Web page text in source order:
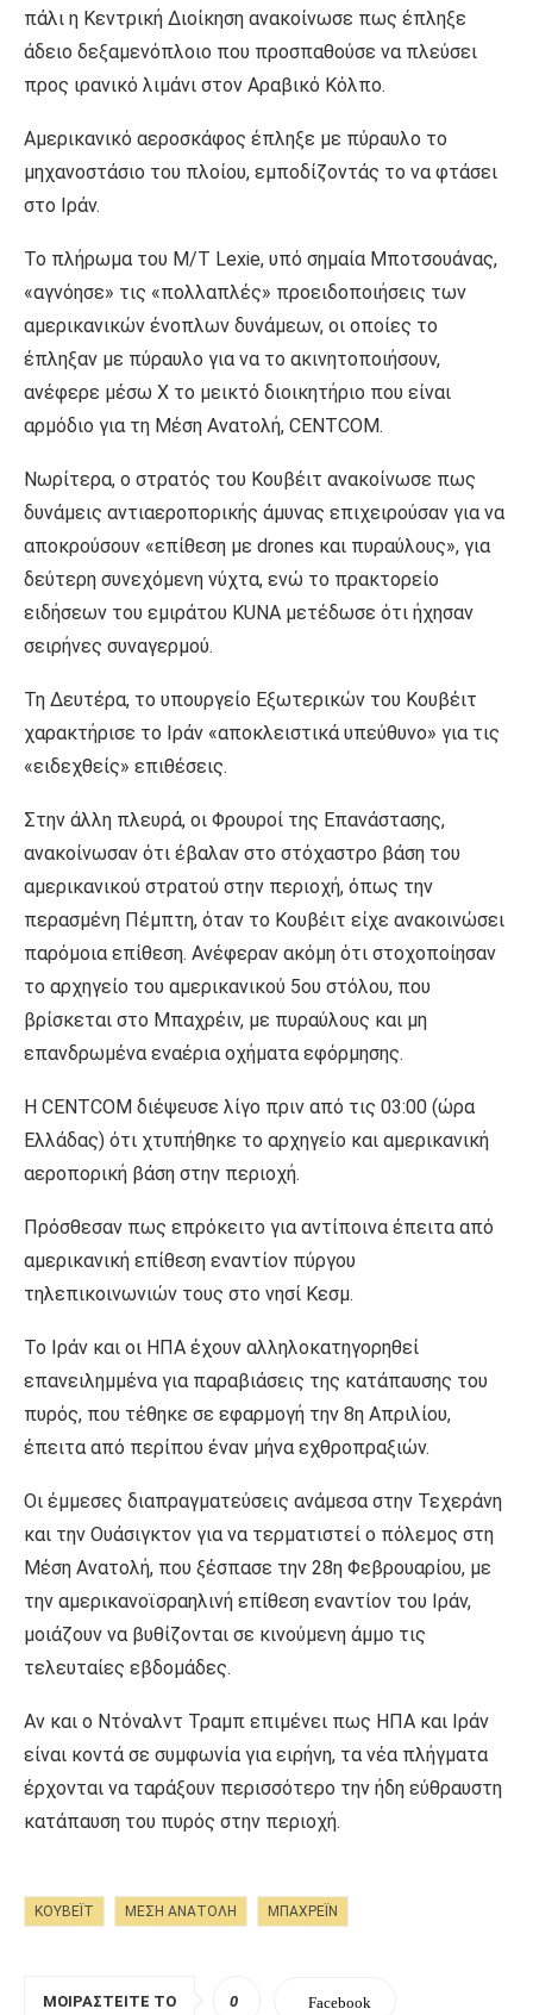
πάλι η Κεντρική Διοίκηση ανακοίνωσε πως έπληξε
άδειο δεξαμενόπλοιο που προσπαθούσε να πλεύσει
προς ιρανικό λιμάνι στον Αραβικό Κόλπο.
Αμερικανικό αεροσκάφος έπληξε με πύραυλο το
μηχανοστάσιο του πλοίου, εμποδίζοντάς το να φτάσει
στο Ιράν.
Το πλήρωμα του M/T Lexie, υπό σημαία Μποτσουάνας,
«αγνόησε» τις «πολλαπλές» προειδοποιήσεις των
αμερικανικών ένοπλων δυνάμεων, οι οποίες το
έπληξαν με πύραυλο για να το ακινητοποιήσουν,
ανέφερε μέσω X το μεικτό διοικητήριο που είναι
αρμόδιο για τη Μέση Ανατολή, CENTCOM.
Νωρίτερα, ο στρατός του Κουβέιτ ανακοίνωσε πως
δυνάμεις αντιαεροπορικής άμυνας επιχειρούσαν για να
αποκρούσουν «επίθεση με drones και πυραύλους», για
δεύτερη συνεχόμενη νύχτα, ενώ το πρακτορείο
ειδήσεων του εμιράτου KUNA μετέδωσε ότι ήχησαν
σειρήνες συναγερμού.
Τη Δευτέρα, το υπουργείο Εξωτερικών του Κουβέιτ
χαρακτήρισε το Ιράν «αποκλειστικά υπεύθυνο» για τις
«ειδεχθείς» επιθέσεις.
Στην άλλη πλευρά, οι Φρουροί της Επανάστασης,
ανακοίνωσαν ότι έβαλαν στο στόχαστρο βάση του
αμερικανικού στρατού στην περιοχή, όπως την
περασμένη Πέμπτη, όταν το Κουβέιτ είχε ανακοινώσει
παρόμοια επίθεση. Ανέφεραν ακόμη ότι στοχοποίησαν
το αρχηγείο του αμερικανικού 5ου στόλου, που
βρίσκεται στο Μπαχρέιν, με πυραύλους και μη
επανδρωμένα εναέρια οχήματα εφόρμησης.
Η CENTCOM διέψευσε λίγο πριν από τις 03:00 (ώρα
Ελλάδας) ότι χτυπήθηκε το αρχηγείο και αμερικανική
αεροπορική βάση στην περιοχή.
Πρόσθεσαν πως επρόκειτο για αντίποινα έπειτα από
αμερικανική επίθεση εναντίον πύργου
τηλεπικοινωνιών τους στο νησί Κεσμ.
Το Ιράν και οι ΗΠΑ έχουν αλληλοκατηγορηθεί
επανειλημμένα για παραβιάσεις της κατάπαυσης του
πυρός, που τέθηκε σε εφαρμογή την 8η Απριλίου,
έπειτα από περίπου έναν μήνα εχθροπραξιών.
Οι έμμεσες διαπραγματεύσεις ανάμεσα στην Τεχεράνη
και την Ουάσιγκτον για να τερματιστεί ο πόλεμος στη
Μέση Ανατολή, που ξέσπασε την 28η Φεβρουαρίου, με
την αμερικανοϊσραηλινή επίθεση εναντίον του Ιράν,
μοιάζουν να βυθίζονται σε κινούμενη άμμο τις
τελευταίες εβδομάδες.
Αν και ο Ντόναλντ Τραμπ επιμένει πως ΗΠΑ και Ιράν
είναι κοντά σε συμφωνία για ειρήνη, τα νέα πλήγματα
έρχονται να ταράξουν περισσότερο την ήδη εύθραυστη
κατάπαυση του πυρός στην περιοχή.
ΚΟΥΒΈΙΤ ΜΕΣΗ ΑΝΑΤΟΛΗ ΜΠΑΧΡΈΙΝ
ΜΟΙΡΑΣΤΕΊΤΕ ΤΟ 0 Facebook